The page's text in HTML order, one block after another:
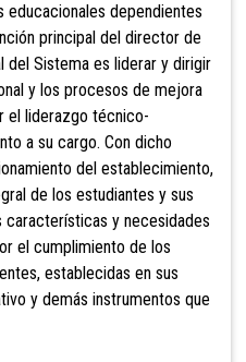
dependientes
principal del director de
del Sistema es liderar y dirigir
y los procesos de mejora
el liderazgo técnico-
a su cargo. Con dicho
del establecimiento,
de los estudiantes y sus
características y necesidades
el cumplimiento de los
establecidas en sus
y demás instrumentos que